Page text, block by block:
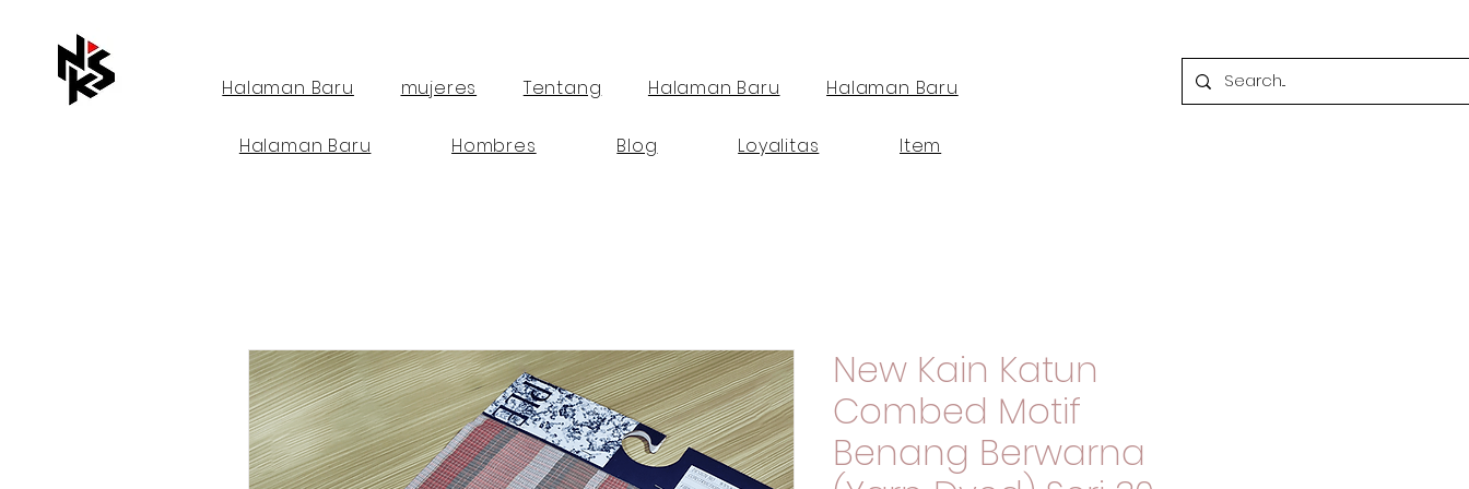
Halaman Baru mujeres Tentang Halaman Baru Halaman Baru
Halaman Baru Hombres Blog Loyalitas Item
New Kain Katun
Combed Motif
Benang Berwarna